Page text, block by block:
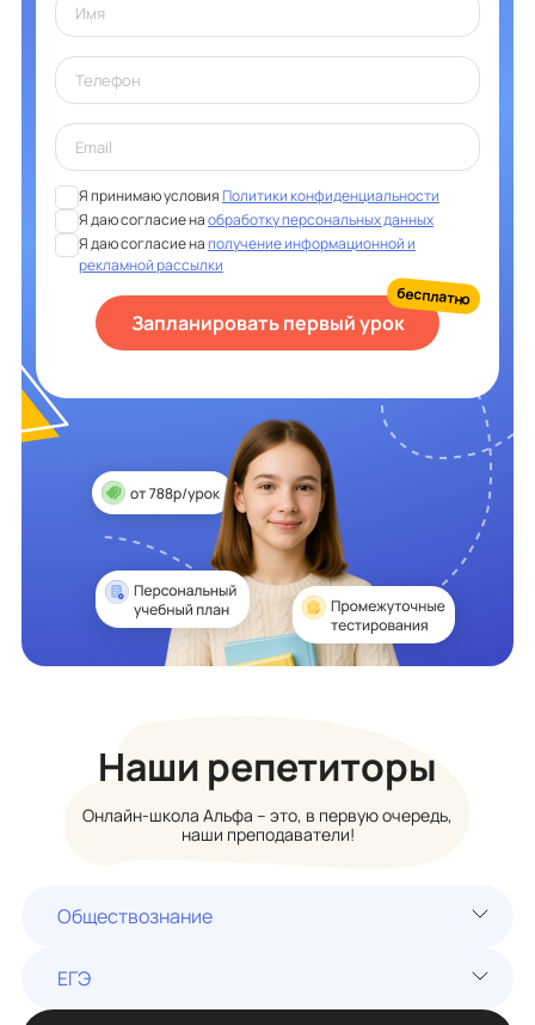
Я принимаю условияПолитики конфиденциальности
Я даю согласие наобработку персональных данных
Я даю согласие наполучение информационной и
рекламной рассылки
Запланировать первый урок
бесплатно
Наши репетиторы
Онлайн-школа Альфа – это, в первую очередь,
наши преподаватели!
Обществознание
ЕГЭ